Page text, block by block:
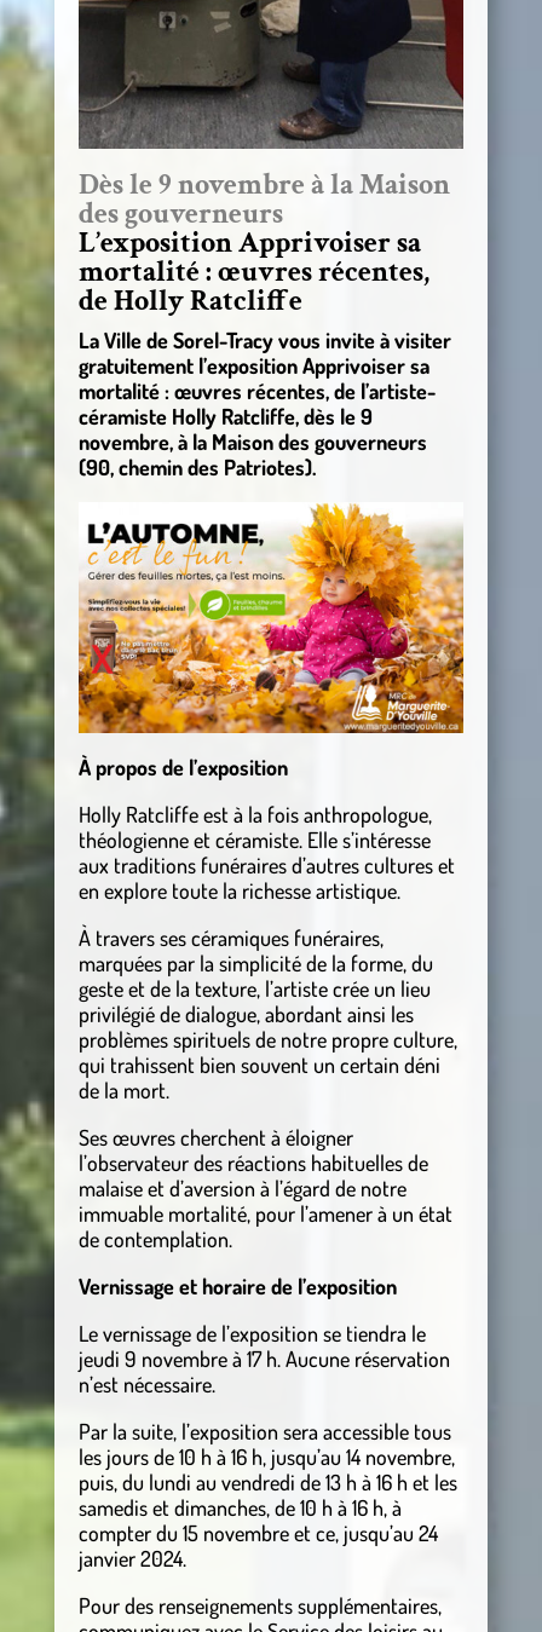
Dès le 9 novembre à la Maison
des gouverneurs
L’exposition Apprivoiser sa
mortalité : œuvres récentes,
de Holly Ratcliffe
La Ville de Sorel-Tracy vous invite à visiter
gratuitement l’exposition Apprivoiser sa
mortalité : œuvres récentes, de l’artiste-
céramiste Holly Ratcliffe, dès le 9
novembre, à la Maison des gouverneurs
(90, chemin des Patriotes).
À propos de l’exposition
Holly Ratcliffe est à la fois anthropologue,
théologienne et céramiste. Elle s’intéresse
aux traditions funéraires d’autres cultures et
en explore toute la richesse artistique.
À travers ses céramiques funéraires,
marquées par la simplicité de la forme, du
geste et de la texture, l’artiste crée un lieu
privilégié de dialogue, abordant ainsi les
problèmes spirituels de notre propre culture,
qui trahissent bien souvent un certain déni
de la mort.
Ses œuvres cherchent à éloigner
l’observateur des réactions habituelles de
malaise et d’aversion à l’égard de notre
immuable mortalité, pour l’amener à un état
de contemplation.
Vernissage et horaire de l’exposition
Le vernissage de l’exposition se tiendra le
jeudi 9 novembre à 17 h. Aucune réservation
n’est nécessaire.
Par la suite, l’exposition sera accessible tous
les jours de 10 h à 16 h, jusqu’au 14 novembre,
puis, du lundi au vendredi de 13 h à 16 h et les
samedis et dimanches, de 10 h à 16 h, à
compter du 15 novembre et ce, jusqu’au 24
janvier 2024.
Pour des renseignements supplémentaires,